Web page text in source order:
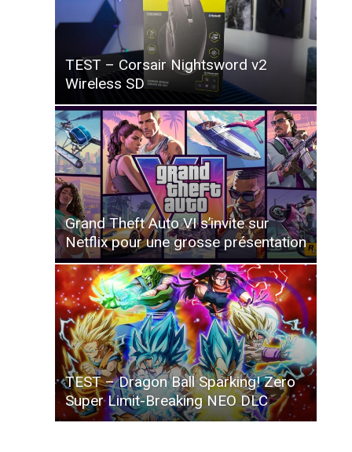
TEST – Corsair Nightsword v2
Wireless SD
Grand Theft Auto VI s’invite sur
Netflix pour une grosse présentation
TEST – Dragon Ball Sparking! Zero
Super Limit-Breaking NEO DLC